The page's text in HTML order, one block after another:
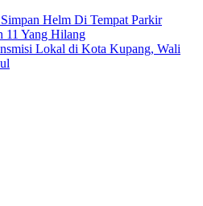
Helm Di Tempat Parkir
11 Yang Hilang
Lokal di Kota Kupang, Wali